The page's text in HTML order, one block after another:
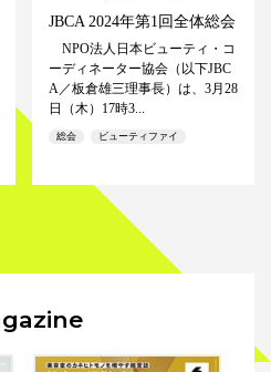
JBCA 2024年第1回全体総会
NPO法人日本ビューティ・コ
ーディネーター協会（以下JBC
A／板倉雄三理事長）は、3月28
日（木）17時3...
総会 ビューティファイ